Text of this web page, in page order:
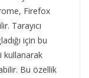
Firefox
Tarayıcı
için bu
kullanarak
Bu özellik